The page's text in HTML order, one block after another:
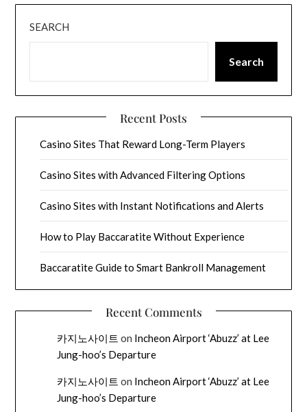
SEARCH
Search
Recent Posts
Casino Sites That Reward Long-Term Players
Casino Sites with Advanced Filtering Options
Casino Sites with Instant Notifications and Alerts
How to Play Baccaratite Without Experience
Baccaratite Guide to Smart Bankroll Management
Recent Comments
카지노사이트 on Incheon Airport ‘Abuzz’ at Lee
Jung-hoo’s Departure
카지노사이트 on Incheon Airport ‘Abuzz’ at Lee
Jung-hoo’s Departure